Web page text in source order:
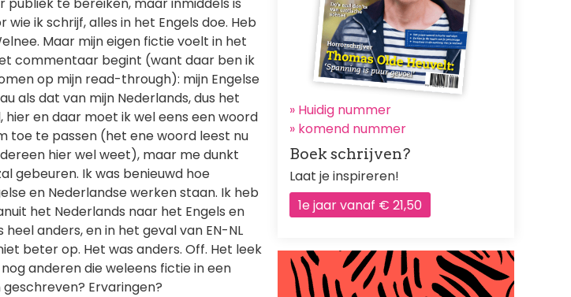
ik schrijf, alles in het Engels doe. Heb
Maar mijn eigen fictie voelt in het
commentaar begint (want daar ben ik
op mijn read-through): mijn Engelse
als dat van mijn Nederlands, dus het
en daar moet ik wel eens een woord
toe te passen (het ene woord leest nu
hier wel weet), maar me dunkt
gebeuren. Ik was benieuwd hoe
en Nederlandse werken staan. Ik heb
het Nederlands naar het Engels en
anders, en in het geval van EN-NL
beter op. Het was anders. Off. Het leek
anderen die weleens fictie in een
Ervaringen?
» Huidig nummer
» komend nummer
Boek schrijven?
Laat je inspireren!
1e jaar vanaf € 21,50